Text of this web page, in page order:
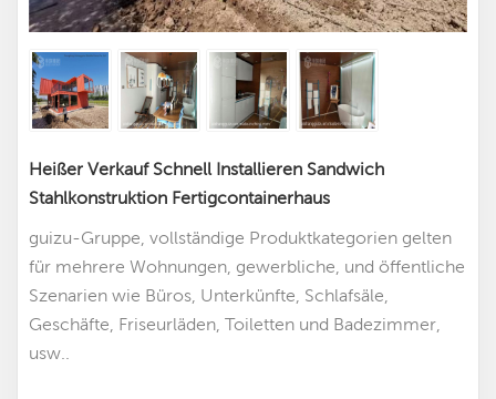
Heißer Verkauf Schnell Installieren Sandwich
Stahlkonstruktion Fertigcontainerhaus
guizu-Gruppe, vollständige Produktkategorien gelten
für mehrere Wohnungen, gewerbliche, und öffentliche
Szenarien wie Büros, Unterkünfte, Schlafsäle,
Geschäfte, Friseurläden, Toiletten und Badezimmer,
usw..